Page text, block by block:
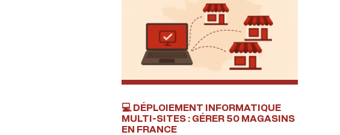
💻 DÉPLOIEMENT INFORMATIQUE
MULTI-SITES : GÉRER 50 MAGASINS
EN FRANCE